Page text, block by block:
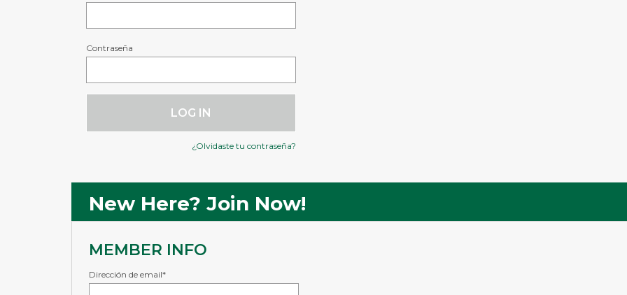
Contraseña
LOG IN
¿Olvidaste tu contraseña?
New Here? Join Now!
MEMBER INFO
Dirección de email*